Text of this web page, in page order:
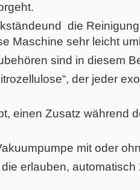
die
Maschine sehr leicht
sind in diesem
der jeder
einen Zusatz während
mit oder
erlauben,